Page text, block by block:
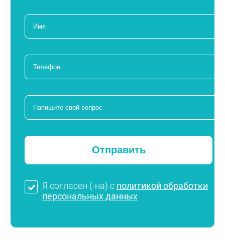
Я согласен (-на) с политикой обработки
персональных данных